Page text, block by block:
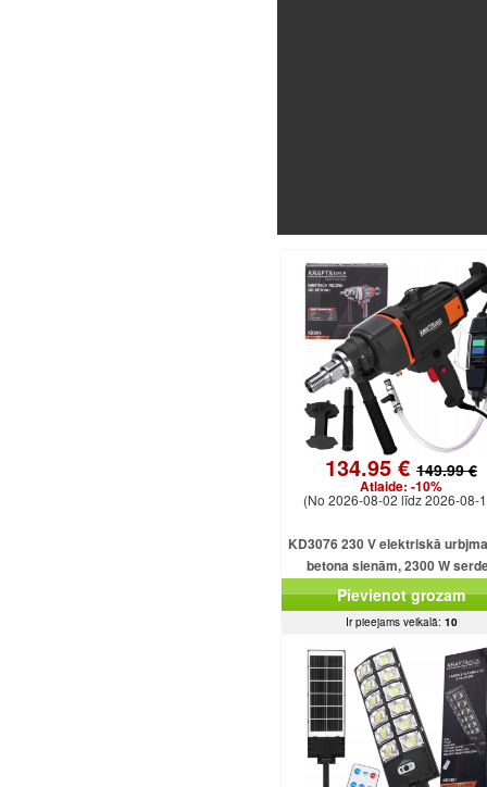
134.95 € 149.99 €
Atlaide: -10%
(No 2026-08-02 līdz 2026-08-
KD3076 230 V elektriskā
betona sienām, 2300 W
urbjmašīna ar dzesēšanu
Pievienot grozam
Ir pieejams veikalā: 10